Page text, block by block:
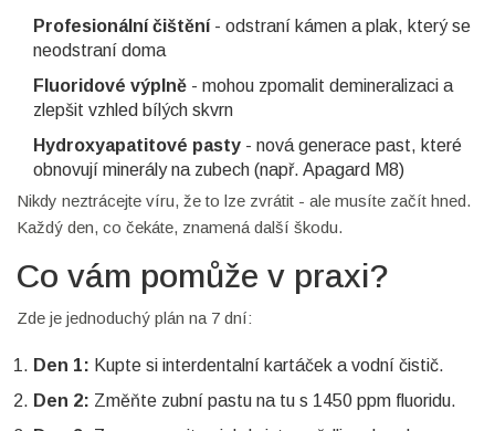
Profesionální čištění- odstraní kámen a plak, který se
neodstraní doma
Fluoridové výplně - mohou zpomalit demineralizaci a
zlepšit vzhled bílých skvrn
Hydroxyapatitové pasty - nová generace past, které
obnovují minerály na zubech (např. Apagard M8)
Nikdy neztrácejte víru, že to lze zvrátit - ale musíte začít hned.
Každý den, co čekáte, znamená další škodu.
Co vám pomůže v praxi?
Zde je jednoduchý plán na 7 dní:
Den 1: Kupte si interdentalní kartáček a vodní čistič.
Den 2: Změňte zubní pastu na tu s 1450 ppm fluoridu.